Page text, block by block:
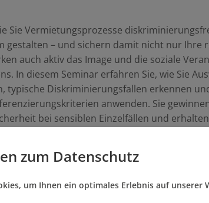
Sie Vermietungsprozesse
gestalten – und sichern damit nicht nur Ihre
auch aktiv das Image und die soziale
In diesem Seminar erfahren Sie, wie Sie
typische Diskriminierungsfallen erkennen
anwenden. Sie
bei sensiblen Einzelfällen und
und schützen Ihr Unternehmen wirksam
zum Datenschutz
um Ihnen ein optimales Erlebnis auf unserer